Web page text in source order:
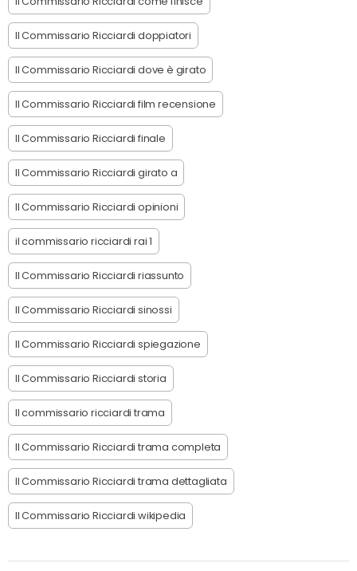
Il Commissario Ricciardi doppiatori
Il Commissario Ricciardi dove è girato
Il Commissario Ricciardi film recensione
Il Commissario Ricciardi finale
Il Commissario Ricciardi girato a
Il Commissario Ricciardi opinioni
il commissario ricciardi rai 1
Il Commissario Ricciardi riassunto
Il Commissario Ricciardi sinossi
Il Commissario Ricciardi spiegazione
Il Commissario Ricciardi storia
Il commissario ricciardi trama
Il Commissario Ricciardi trama completa
Il Commissario Ricciardi trama dettagliata
Il Commissario Ricciardi wikipedia